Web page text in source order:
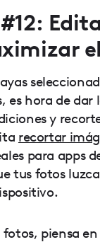
es hora de dar
y
recortar
para apps
tus fotos
piensa en